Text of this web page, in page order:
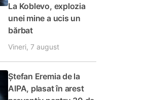
La Koblevo, explozia
unei mine a ucis un
bărbat
Vineri, 7 august
Ștefan Eremia de la
AIPA, plasat în arest